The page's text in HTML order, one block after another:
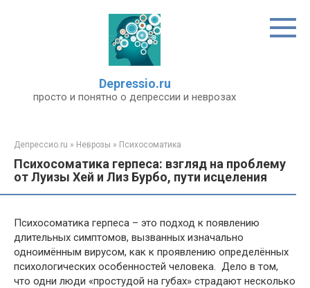
Depressio.ru
просто и понятно о депрессии и неврозах
Депрессио.ru » Неврозы » Психосоматика
Психосоматика герпеса: взгляд на проблему
от Луизы Хей и Лиз Бурбо, пути исцеления
Психосоматика герпеса – это подход к появлению
длительных симптомов, вызванных изначально
одноимённым вирусом, как к проявлению определённых
психологических особенностей человека. Дело в том,
что одни люди «простудой на губах» страдают несколько